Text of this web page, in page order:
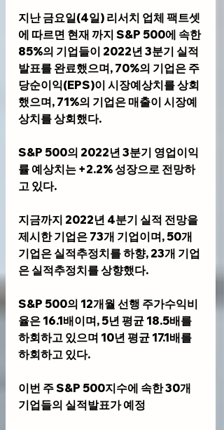
지난 금요일(4일) 리서치 업체 팩트셋
에 따르면 현재 까지 S&P 500에 속한
85%의 기업들이 2022년 3분기 실적
발표를 완료했으며, 70%의 기업은 주
당순이익(EPS)이 시장예상치를 상회
했으며, 71%의 기업은 매출이 시장예
상치를 상회했다.
S&P 500의 2022년 3분기 영업이익
률 예상치는 +2.2% 성장으로 전망하
고 있다.
지금까지 2022년 4분기 실적 전망을
제시한 기업은 73개 기업이며, 50개
기업은 실적추정치를 하향, 23개 기업
은 실적추정치를 상향했다.
S&P 500의 12개월 선행 주가수익비
율은 16.1배이며, 5년 평균 18.5배를
하회하고 있으며 10년 평균 17.1배를
하회하고 있다.
이번 주 S&P 500지수에 속한 30개
기업들의 실적발표가 예정